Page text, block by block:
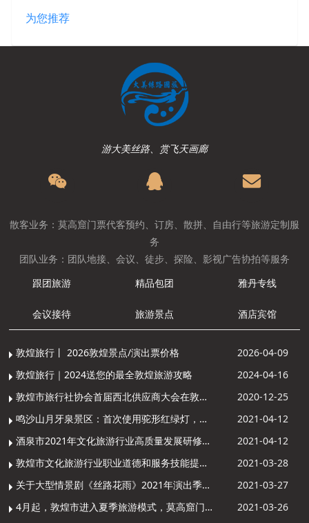
为您推荐
游大美丝路、赏飞天画廊
散客业务：莫高窟门票代客预约、订房、散拼、自由行等旅游定制服
务
团队业务：团队地接、会议、徒步、探险、影视广告协拍等服务
跟团旅游
精品包团 雅丹专线
会议接待 旅游景点 酒店宾馆
敦煌旅行丨 2026敦煌景点/演出票价格
2026-04-09
敦煌旅行｜2024送您的最全敦煌旅游攻略
2024-04-16
敦煌市旅行社协会首届西北供应商大会在敦煌召开
2020-12-25
鸣沙山月牙泉景区：首次使用驼形红绿灯，骆驼“看驼灯绿了”走起来
2021-04-12
酒泉市2021年文化旅游行业高质量发展研修提升培训班敦煌分训点开班
2021-04-12
敦煌市文化旅游行业职业道德和服务技能提升导游专项培训成功举办
2021-03-28
关于大型情景剧《丝路花雨》2021年演出季开演的通知
2021-03-27
4月起，敦煌市进入夏季旅游模式，莫高窟门票价格调整
2021-03-26